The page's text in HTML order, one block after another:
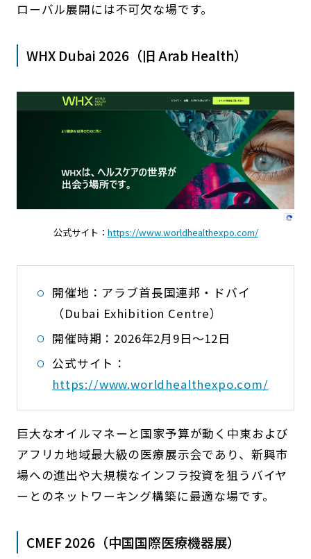
ローバル展開には不可欠な場です。
WHX Dubai 2026（旧 Arab Health）
公式サイト： https://www.worldhealthexpo.com/
開催地：アラブ首長国連邦・ドバイ
（Dubai Exhibition Centre）
開催時期：2026年2月9日〜12日
公式サイト：
https://www.worldhealthexpo.com/
巨大なオイルマネーと国家予算が動く中東および
アフリカ地域最大級の医療展示会であり、新興市
場への進出や大規模なインフラ投資を狙うバイヤ
ーとのネットワーキング構築に最適な場です。
CMEF 2026（中国国際医療機器展）